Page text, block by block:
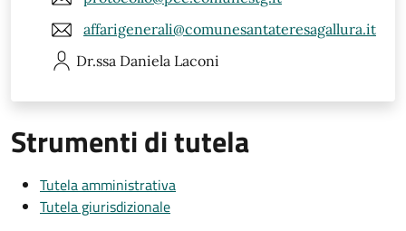
affarigenerali@comunesantateresagallura.it
Dr.ssa Daniela Laconi
Strumenti di tutela
Tutela amministrativa
Tutela giurisdizionale